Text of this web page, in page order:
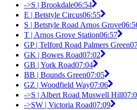
->S | Brookdale06:54
E | Betstyle Circus06:55
S | Betstyle Road Arnos Grove
T | Arnos Grove Station06:57
GP | Telford Road Palmers Green
GK | Bowes Road07:02
GB | York Road07:04
BB | Bounds Green07:05
GZ | Woodfield Way07:06
->S | Albert Road Muswell Hill
->SW | Victoria Road07:09